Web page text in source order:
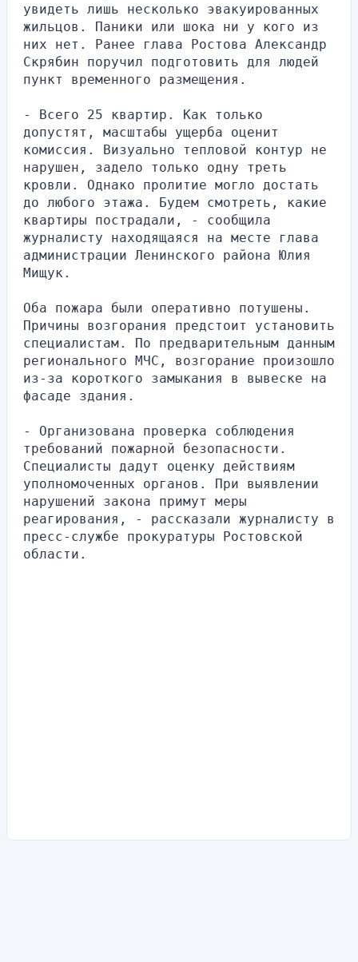
увидеть лишь несколько эвакуированных
жильцов. Паники или шока ни у кого из
них нет. Ранее глава Ростова Александр
Скрябин поручил подготовить для людей
пункт временного размещения.
- Всего 25 квартир. Как только
допустят, масштабы ущерба оценит
комиссия. Визуально тепловой контур не
нарушен, задело только одну треть
кровли. Однако пролитие могло достать
до любого этажа. Будем смотреть, какие
квартиры пострадали, - сообщила
журналисту находящаяся на месте глава
администрации Ленинского района Юлия
Мищук.
Оба пожара были оперативно потушены.
Причины возгорания предстоит установить
специалистам. По предварительным данным
регионального МЧС, возгорание произошло
из-за короткого замыкания в вывеске на
фасаде здания.
- Организована проверка соблюдения
требований пожарной безопасности.
Специалисты дадут оценку действиям
уполномоченных органов. При выявлении
нарушений закона примут меры
реагирования, - рассказали журналисту в
пресс-службе прокуратуры Ростовской
области.